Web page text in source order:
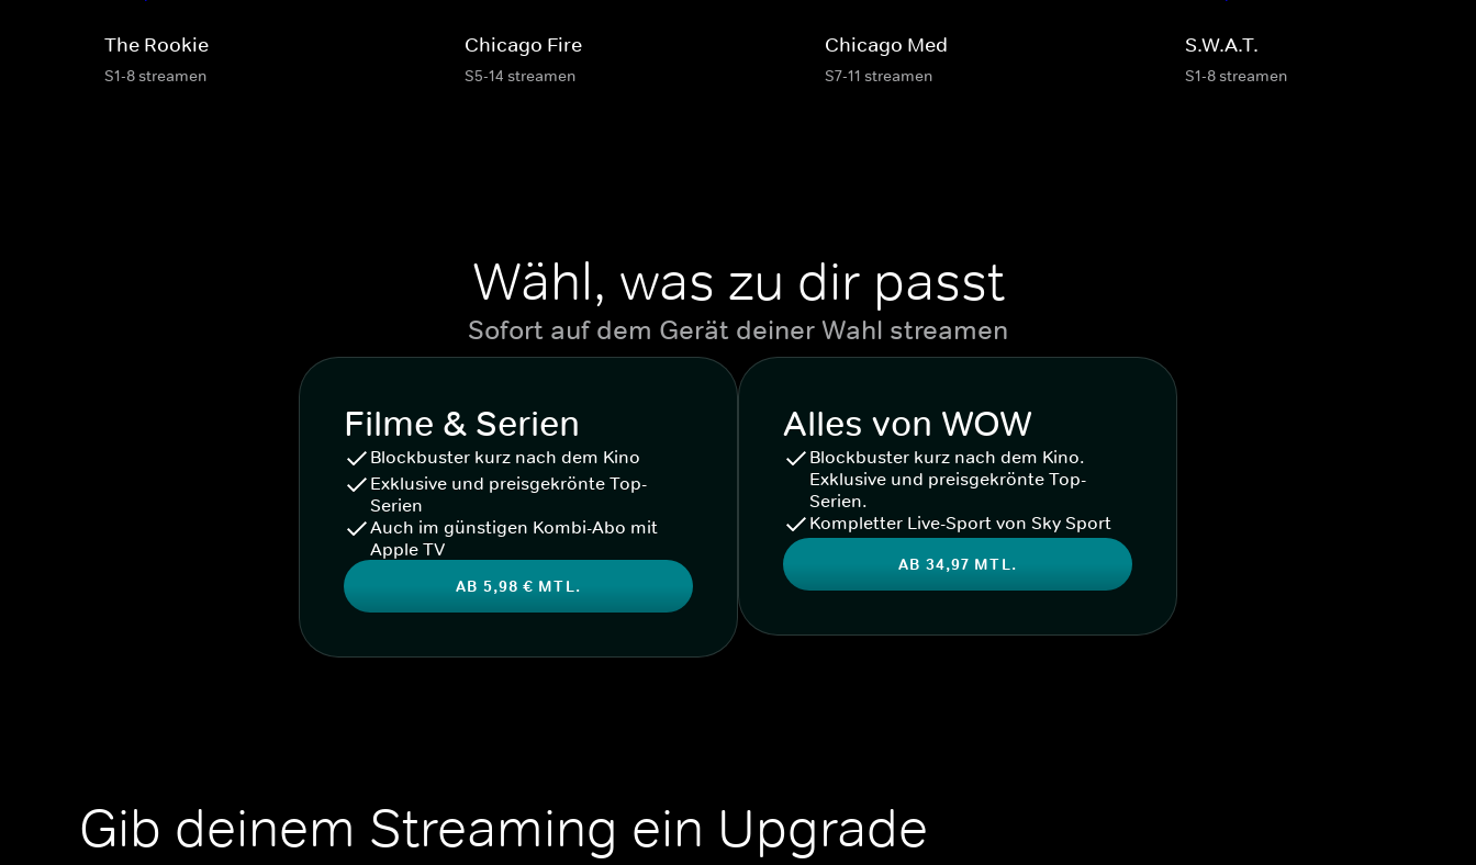
The Rookie
S1-8 streamen
Chicago Fire
S5-14 streamen
Chicago Med
S7-11 streamen
S.W.A.T.
S1-8 streamen
Wähl, was zu dir passt
Sofort auf dem Gerät deiner Wahl streamen
Filme & Serien
Blockbuster kurz nach dem Kino
Exklusive und preisgekrönte Top-
Serien
Auch im günstigen Kombi-Abo mit
Apple TV
AB 5,98 € MTL.
Alles von WOW
Blockbuster kurz nach dem Kino.
Exklusive und preisgekrönte Top-
Serien.
Kompletter Live-Sport von Sky Sport
AB 34,97 MTL.
Gib deinem Streaming ein Upgrade